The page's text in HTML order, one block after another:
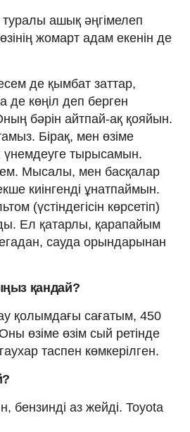
ашық әңгімелеп
жомарт адам екенін де
де қымбат заттар,
де көңіл деп берген
бәрін айтпай-ақ қояйын.
Бірақ, мен өзіме
тырысамын.
Мысалы, мен басқалар
киінгенді ұнатпаймын.
(үстіндегісін көрсетіп)
Ел қатарлы, қарапайым
сауда орындарынан
қандай?
қолымдағы сағатым, 450
өзіме өзім сый ретінде
таспен көмкерілген.
бензинді аз жейді. Toyota